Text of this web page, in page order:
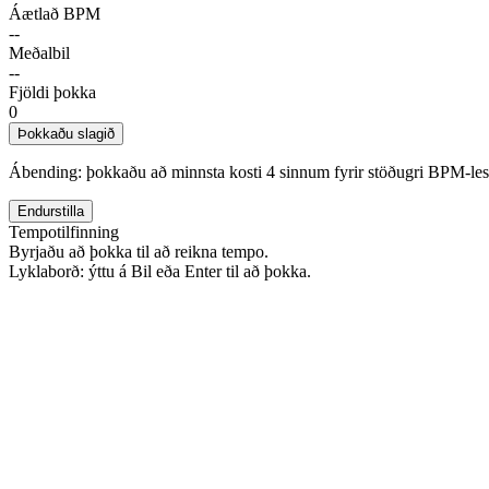
Áætlað BPM
--
Meðalbil
--
Fjöldi þokka
0
Þokkaðu slagið
Ábending: þokkaðu að minnsta kosti 4 sinnum fyrir stöðugri BPM-
Endurstilla
Tempotilfinning
Byrjaðu að þokka til að reikna tempo.
Lyklaborð: ýttu á Bil eða Enter til að þokka.